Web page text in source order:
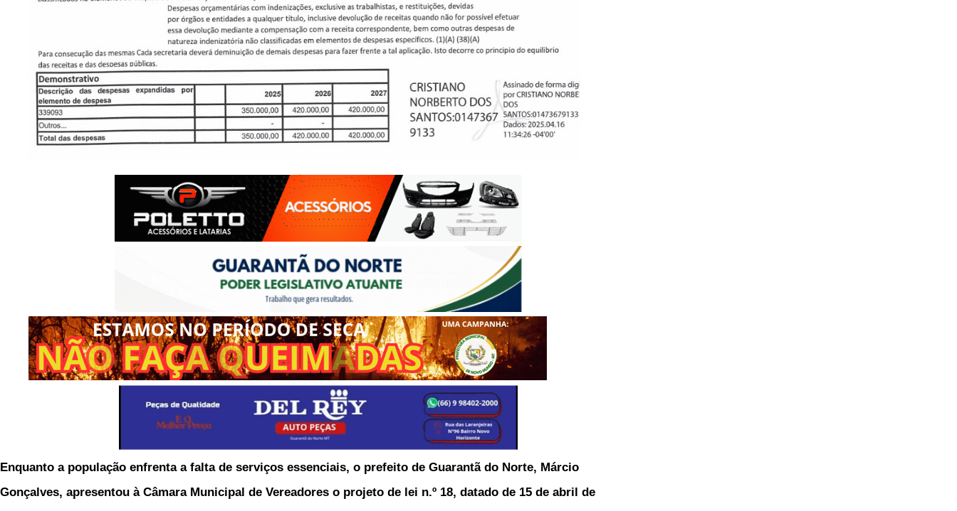
Enquanto a população enfrenta a falta de serviços essenciais, o prefeito de Guarantã do Norte, Márcio
Gonçalves, apresentou à Câmara Municipal de Vereadores o projeto de lei n.º 18, datado de 15 de abril de